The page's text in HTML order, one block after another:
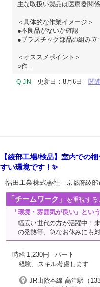
主な取扱い製品は医療器関係
＜具体的な作業イメージ＞
●不良品がないか確認
●プラスチック部品の組み立
＜オススメポイント＞
○作...
Q-JiN - 更新日：8月6日 - 関
【綾部工場/検品】室内での
すい環境です！✨
福田工業株式会社 - 京都府綾部
「チームワーク」 を重視する
「環境・雰囲気が良い」とい
幅広い世代の方が活躍中！
の発熱等、急なお休みにも
時給 1,230円 - パート
経験、スキル考慮します
JR山陰本線 高津駅（